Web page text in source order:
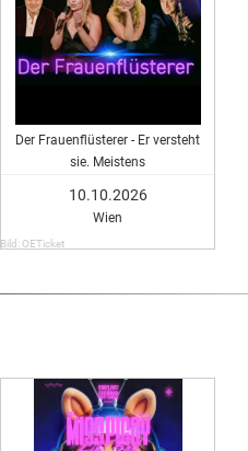
Der Frauenflüsterer - Er versteht
sie. Meistens
10.10.2026
Wien
Bild: OETicket